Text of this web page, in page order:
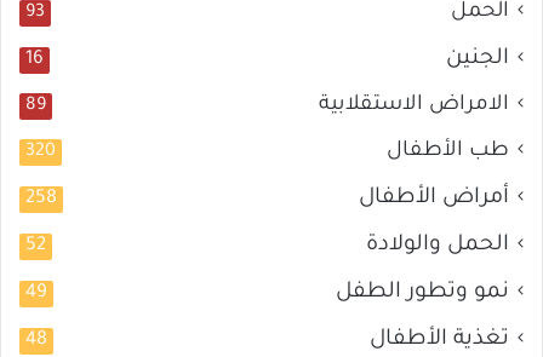
الحمل 93
الجنين 16
الامراض الاستقلابية 89
طب الأطفال 320
أمراض الأطفال 258
الحمل والولادة 52
نمو وتطور الطفل 49
تغذية الأطفال 48